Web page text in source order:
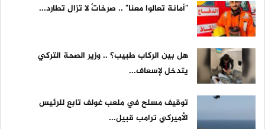
"أمانة تعالوا معنا" .. صرخاتٌ لا تزال تطارد...
هل بين الركاب طبيب؟ .. وزير الصحة التركي
يتدخل لإسعاف...
توقيف مسلح في ملعب غولف تابع للرئيس
الأميركي ترامب قبيل...